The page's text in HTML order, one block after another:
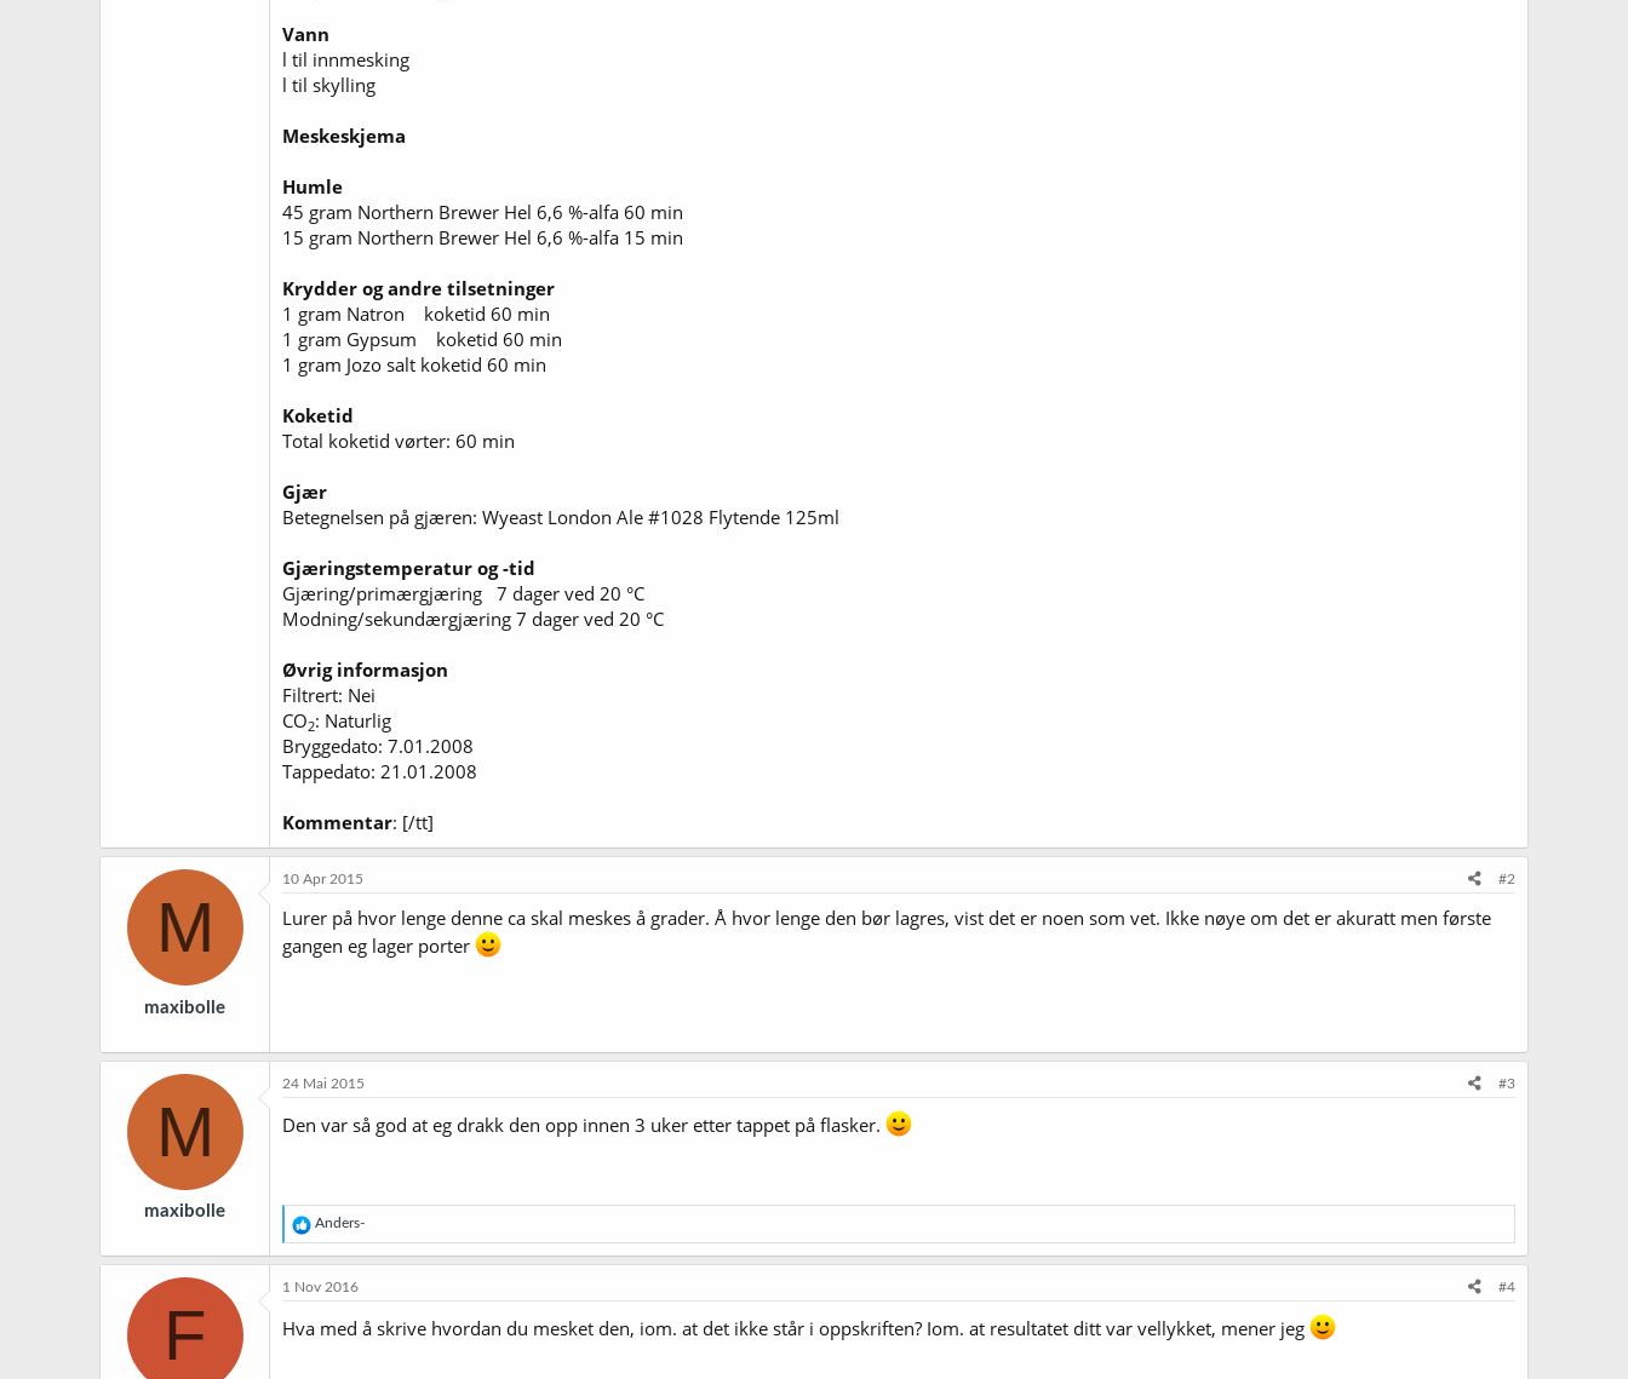
Vann
l til innmesking
l til skylling
Meskeskjema
Humle
45 gram Northern Brewer Hel 6,6 %-alfa 60 min
15 gram Northern Brewer Hel 6,6 %-alfa 15 min
Krydder og andre tilsetninger
1 gram Natron koketid 60 min
1 gram Gypsum koketid 60 min
1 gram Jozo salt koketid 60 min
Koketid
Total koketid vørter: 60 min
Gjær
Betegnelsen på gjæren: Wyeast London Ale #1028 Flytende 125ml
Gjæringstemperatur og -tid
Gjæring/primærgjæring 7 dager ved 20 °C
Modning/sekundærgjæring 7 dager ved 20 °C
Øvrig informasjon
Filtrert: Nei
CO2: Naturlig
Bryggedato: 7.01.2008
Tappedato: 21.01.2008
Kommentar: [/tt]
M
maxibolle
10 Apr 2015 #2
Lurer på hvor lenge denne ca skal meskes å grader. Å hvor lenge den bør lagres, vist det er noen som vet. Ikke nøye om det er akuratt men første
gangen eg lager porter
M
maxibolle
24 Mai 2015 #3
Den var så god at eg drakk den opp innen 3 uker etter tappet på flasker.
R
e
a
o
Anders-
F
1 Nov 2016 #4
Hva med å skrive hvordan du mesket den, iom. at det ikke står i oppskriften? Iom. at resultatet ditt var vellykket, mener jeg